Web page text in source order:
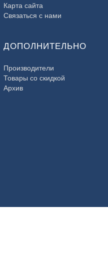
Карта сайта
Связаться с нами
ДОПОЛНИТЕЛЬНО
Производители
Товары со скидкой
Архив